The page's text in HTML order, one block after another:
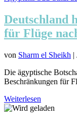
Deutschland
für Flüge
von Sharm el Sheikh |
Die ägyptische
Beschränkungen für
Weiterlesen